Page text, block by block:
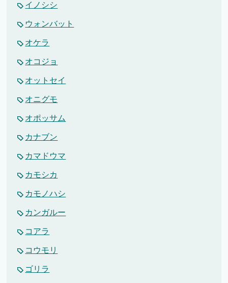
イノシシ
ウォンバット
オケラ
オコジョ
オットセイ
オニグモ
オポッサム
カナブン
カマドウマ
カモシカ
カモノハシ
カンガルー
コアラ
コウモリ
ゴリラ